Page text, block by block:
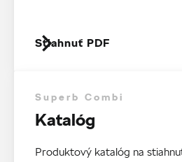
Stiahnuť PDF
Superb Combi
Katalóg
Produktový katalóg na